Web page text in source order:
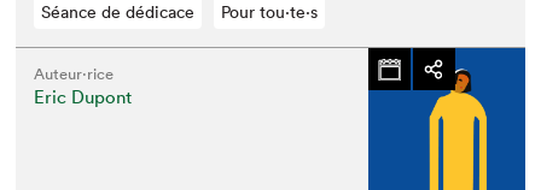
Séance de dédicace Pour tou⋅te⋅s
Auteur·rice
Eric Dupont